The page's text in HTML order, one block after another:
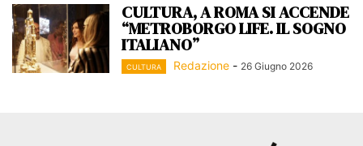
CULTURA, A ROMA SI ACCENDE
“METROBORGO LIFE. IL SOGNO
ITALIANO”
CULTURA Redazione - 26 Giugno 2026